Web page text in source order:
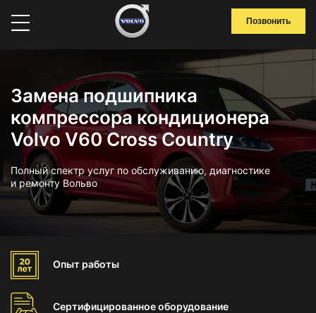
Позвонить
Замена подшипника
компрессора кондиционера
Volvo V60 Cross Country
Полный спектр услуг по обслуживанию, диагностике
и ремонту Вольво
Опыт работы
Сертифицированноеоборудование